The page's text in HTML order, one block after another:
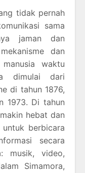
tidak pernah
sama
jaman dan
dan
waktu
dimulai dari
di tahun 1876,
1973. Di tahun
hebat dan
untuk berbicara
secara
musik, video,
Simamora,